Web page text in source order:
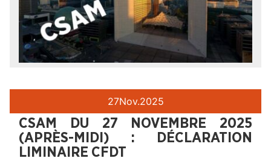
27Nov.2025
CSAM DU 27 NOVEMBRE 2025
(APRÈS-MIDI) : DÉCLARATION
LIMINAIRE CFDT